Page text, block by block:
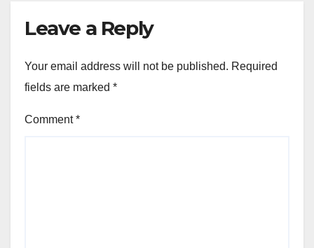
Leave a Reply
Your email address will not be published. Required
fields are marked *
Comment*